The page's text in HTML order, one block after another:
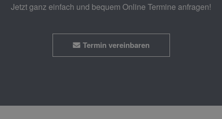
Jetzt ganz einfach und bequem Online Termine anfragen!
Termin vereinbaren